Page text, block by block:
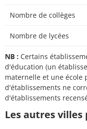
Nombre de collèges
Nombre de lycées
NB : Certains
d'éducation (un
maternelle et une école
d'établissements ne
d'établissements
Les autres villes